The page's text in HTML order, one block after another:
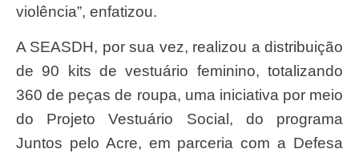
violência”, enfatizou.
A SEASDH, por sua vez, realizou a distribuição
de 90 kits de vestuário feminino, totalizando
360 de peças de roupa, uma iniciativa por meio
do Projeto Vestuário Social, do programa
Juntos pelo Acre, em parceria com a Defesa